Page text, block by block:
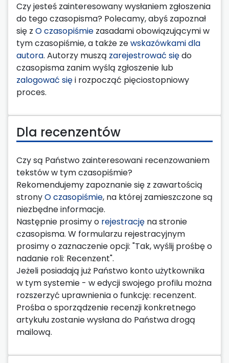
Czy jesteś zainteresowany wysłaniem zgłoszenia
do tego czasopisma? Polecamy, abyś zapoznał
się z O czasopiśmie zasadami obowiązującymi w
tym czasopiśmie, a także zewskazówkami dla
autora. Autorzy muszą zarejestrować siędo
czasopisma zanim wyślą zgłoszenie lub
zalogować sięi rozpocząć pięciostopniowy
proces.
Dla recenzentów
Czy są Państwo zainteresowani recenzowaniem
tekstów w tym czasopiśmie?
Rekomendujemy zapoznanie się z zawartością
stronyO czasopiśmie, na której zamieszczone są
niezbędne informacje.
Następnie prosimy o rejestrację na stronie
czasopisma. W formularzu rejestracyjnym
prosimy o zaznaczenie opcji: "Tak, wyślij prośbę o
nadanie roli: Recenzent".
Jeżeli posiadają już Państwo konto użytkownika
w tym systemie - w edycji swojego profilu można
rozszerzyć uprawnienia o funkcję: recenzent.
Prośba o sporządzenie recenzji konkretnego
artykułu zostanie wysłana do Państwa drogą
mailową.